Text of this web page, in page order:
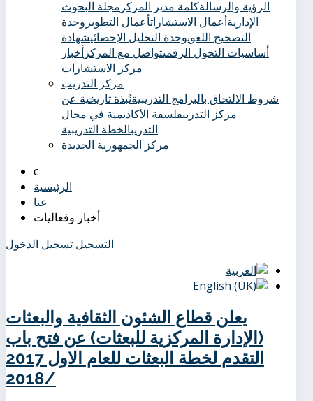
الرؤية والرسالةكلمة مدير المركز مجلة البحوث
الإداريةأعمال الاستشاراتأعمال التطوير وحدة
التصحيح اللغويوحدة التحليل الإحصائيشهادة
أساسيات التحول الرقميتواصل مع المركزأخبار
مركز الاستشارات
مركز التدريب
شروط الالتحاق بالبرامج التدريبيةنُبذة تاريخية عن
مركز التدريبفلسفة الأكاديمية في مجال
التدريبالخطة التدريبية
مركز الجمهورية الجديدة
الرئيسية
عنا
أخبار وفعاليات
التسجيل تسجيل الدخول
يعلن قطاع الشئون الثقافية والبعثات
(الإدارة المركزية للبعثات) عن فتح باب
التقدم لخطة البعثات للعام الاول 2017
/2018